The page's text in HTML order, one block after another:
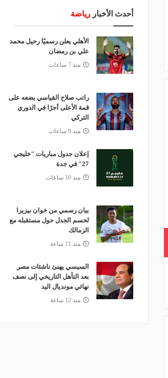
أحدث الأخبار رياضة
الأهلي يعلن رسميًا رحيل محمد
علي بن رمضان
منذ 7 ساعات
راتب صلاح القياسي يضعه على
قمة الأعلى أجرًا في الدوري
التركي
منذ 9 ساعات
إعلان جدول مباريات "خليجي
27" في جدة
منذ 10 ساعات
بيان رسمي من خوان بيزيرا
لحسم الجدل حول مستقبله مع
الزمالك
منذ 11 ساعة
السيسي يهنئ ناشئات مصر
بعد التأهل التاريخي إلى نصف
نهائي مونديال اليد
منذ 12 ساعة